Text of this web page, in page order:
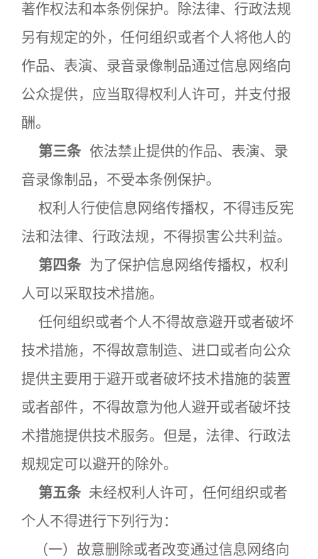
著作权法和本条例保护。除法律、行政法规
另有规定的外，任何组织或者个人将他人的
作品、表演、录音录像制品通过信息网络向
公众提供，应当取得权利人许可，并支付报
酬。
第三条 依法禁止提供的作品、表演、录
音录像制品，不受本条例保护。
权利人行使信息网络传播权，不得违反宪
法和法律、行政法规，不得损害公共利益。
第四条 为了保护信息网络传播权，权利
人可以采取技术措施。
任何组织或者个人不得故意避开或者破坏
技术措施，不得故意制造、进口或者向公众
提供主要用于避开或者破坏技术措施的装置
或者部件，不得故意为他人避开或者破坏技
术措施提供技术服务。但是，法律、行政法
规规定可以避开的除外。
第五条 未经权利人许可，任何组织或者
个人不得进行下列行为：
（一）故意删除或者改变通过信息网络向